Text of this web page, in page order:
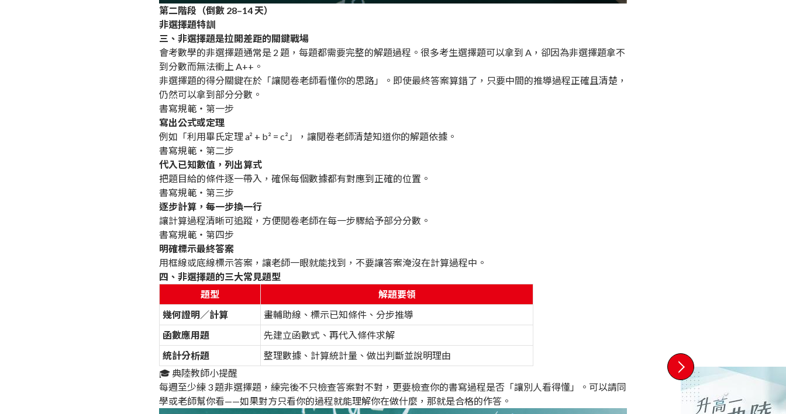
第二階段（倒數 28–14 天）
非選擇題特訓
三、非選擇題是拉開差距的關鍵戰場
會考數學的非選擇題通常是 2 題，每題都需要完整的解題過程。很多考生選擇題可以拿到 A，卻因為非選擇題拿不
到分數而無法衝上 A++。
非選擇題的得分關鍵在於「讓閱卷老師看懂你的思路」。即使最終答案算錯了，只要中間的推導過程正確且清楚，
仍然可以拿到部分分數。
書寫規範・第一步
寫出公式或定理
例如「利用畢氏定理 a² + b² = c²」，讓閱卷老師清楚知道你的解題依據。
書寫規範・第二步
代入已知數值，列出算式
把題目給的條件逐一帶入，確保每個數據都有對應到正確的位置。
書寫規範・第三步
逐步計算，每一步換一行
讓計算過程清晰可追蹤，方便閱卷老師在每一步驟給予部分分數。
書寫規範・第四步
明確標示最終答案
用框線或底線標示答案，讓老師一眼就能找到，不要讓答案淹沒在計算過程中。
四、非選擇題的三大常見題型
題型
解題要領
幾何證明／計算
畫輔助線、標示已知條件、分步推導
函數應用題
先建立函數式、再代入條件求解
統計分析題
整理數據、計算統計量、做出判斷並說明理由
🎓 典陸教師小提醒
每週至少練 3 題非選擇題，練完後不只檢查答案對不對，更要檢查你的書寫過程是否「讓別人看得懂」。可以請同
學或老師幫你看——如果對方只看你的過程就能理解你在做什麼，那就是合格的作答。